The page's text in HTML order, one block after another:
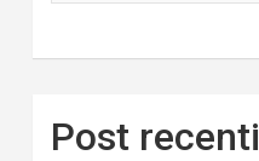
Post recenti